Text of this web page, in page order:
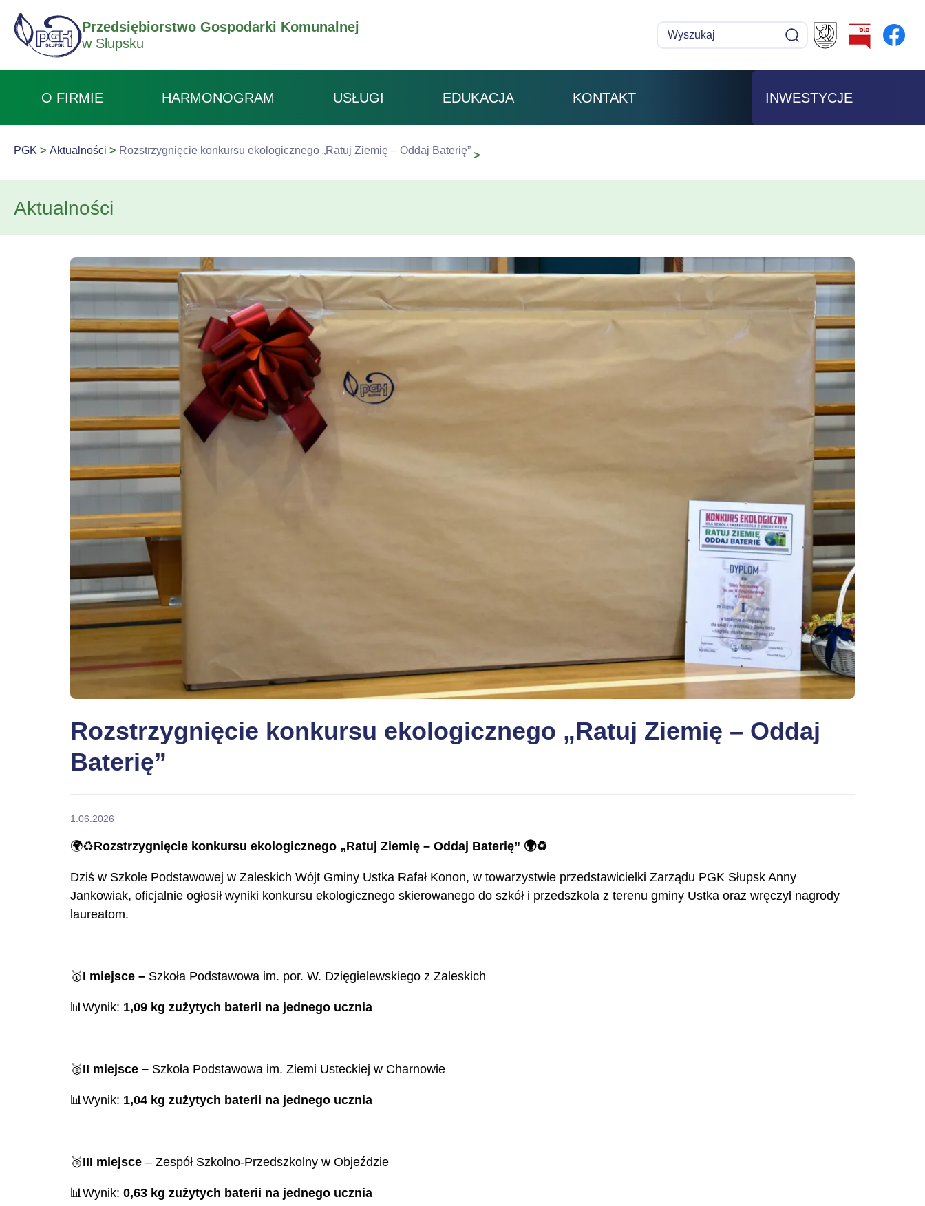
Przedsiębiorstwo Gospodarki Komunalnej
w Słupsku
Wyszukaj Szukaj
O FIRMIE HARMONOGRAM USŁUGI EDUKACJA KONTAKT INWESTYCJE
PGK Aktualności Rozstrzygnięcie konkursu ekologicznego „Ratuj Ziemię – Oddaj Baterię”
Aktualności
Rozstrzygnięcie konkursu ekologicznego „Ratuj Ziemię – Oddaj Baterię”
Rozstrzygnięcie konkursu ekologicznego „Ratuj Ziemię – Oddaj
Baterię”
1.06.2026
🌍♻️Rozstrzygnięcie konkursu ekologicznego „Ratuj Ziemię – Oddaj Baterię” 🌍♻️
Dziś w Szkole Podstawowej w Zaleskich Wójt Gminy Ustka Rafał Konon, w towarzystwie przedstawicielki Zarządu PGK Słupsk Anny
Jankowiak, oficjalnie ogłosił wyniki konkursu ekologicznego skierowanego do szkół i przedszkola z terenu gminy Ustka oraz wręczył nagrody
laureatom.
🥇I miejsce – Szkoła Podstawowa im. por. W. Dzięgielewskiego z Zaleskich
📊Wynik: 1,09 kg zużytych baterii na jednego ucznia
🥈II miejsce – Szkoła Podstawowa im. Ziemi Usteckiej w Charnowie
📊Wynik: 1,04 kg zużytych baterii na jednego ucznia
🥉III miejsce – Zespół Szkolno-Przedszkolny w Objeździe
📊Wynik: 0,63 kg zużytych baterii na jednego ucznia